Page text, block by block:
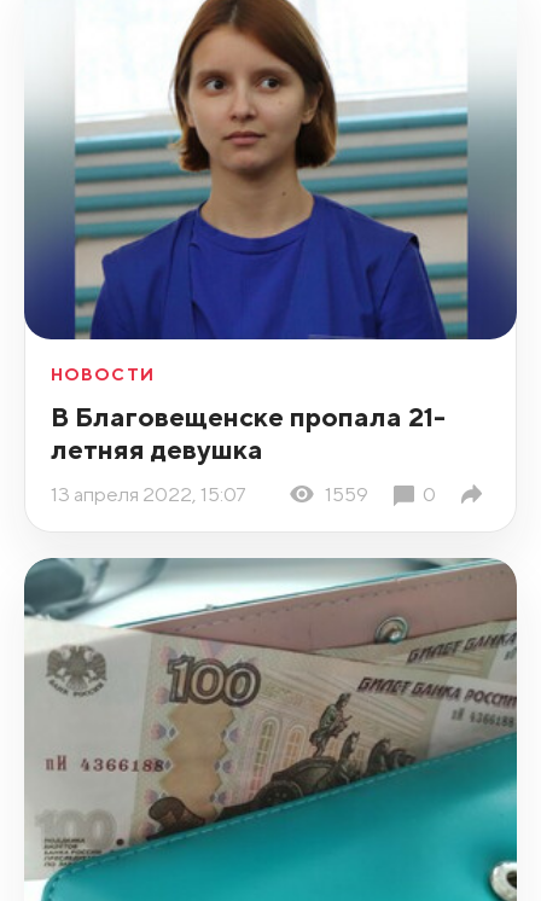
НОВОСТИ
В Благовещенске пропала 21-
летняя девушка
13 апреля 2022, 15:07 1559 0